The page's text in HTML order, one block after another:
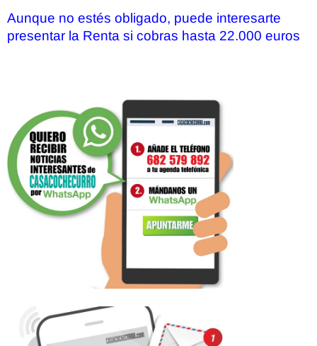
Aunque no estés obligado, puede interesarte
presentar la Renta si cobras hasta 22.000 euros